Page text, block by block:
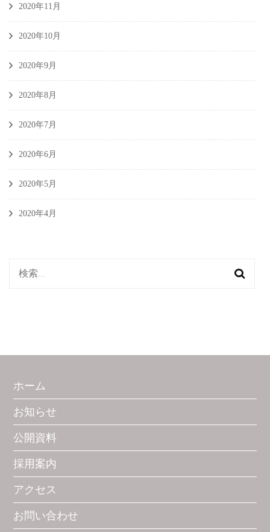
2020年11月
2020年10月
2020年9月
2020年8月
2020年7月
2020年6月
2020年5月
2020年4月
検
ホーム
お知らせ
公開資料
採用案内
アクセス
お問い合わせ